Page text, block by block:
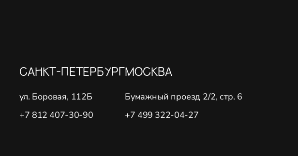
САНКТ-ПЕТЕРБУРГ
ул. Боровая, 112Б
+7 812 407-30-90
МОСКВА
Бумажный проезд 2/2, стр. 6
+7 499 322-04-27